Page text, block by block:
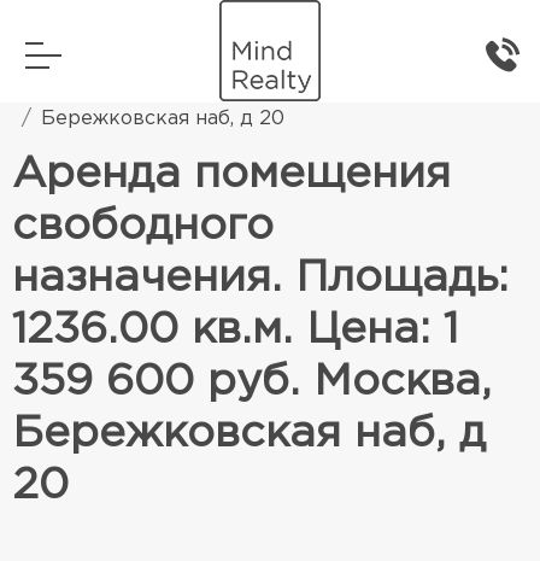
Коммерческая недвижимость
Бережковская наб, д 20
Аренда помещения
свободного
назначения. Площадь:
1236.00 кв.м. Цена: 1
359 600 руб. Москва,
Бережковская наб, д
20